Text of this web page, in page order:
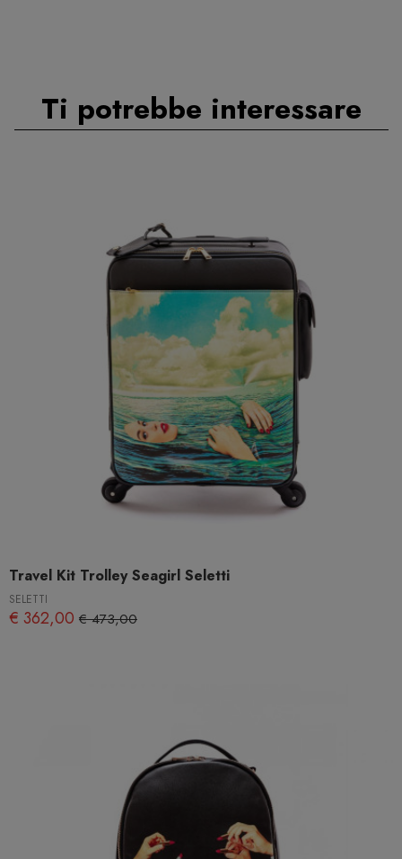
Ti potrebbe interessare
Travel Kit Trolley Seagirl Seletti
SELETTI
€ 362,00 € 473,00